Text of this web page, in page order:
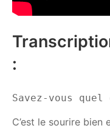
:
C’est le sourire bien